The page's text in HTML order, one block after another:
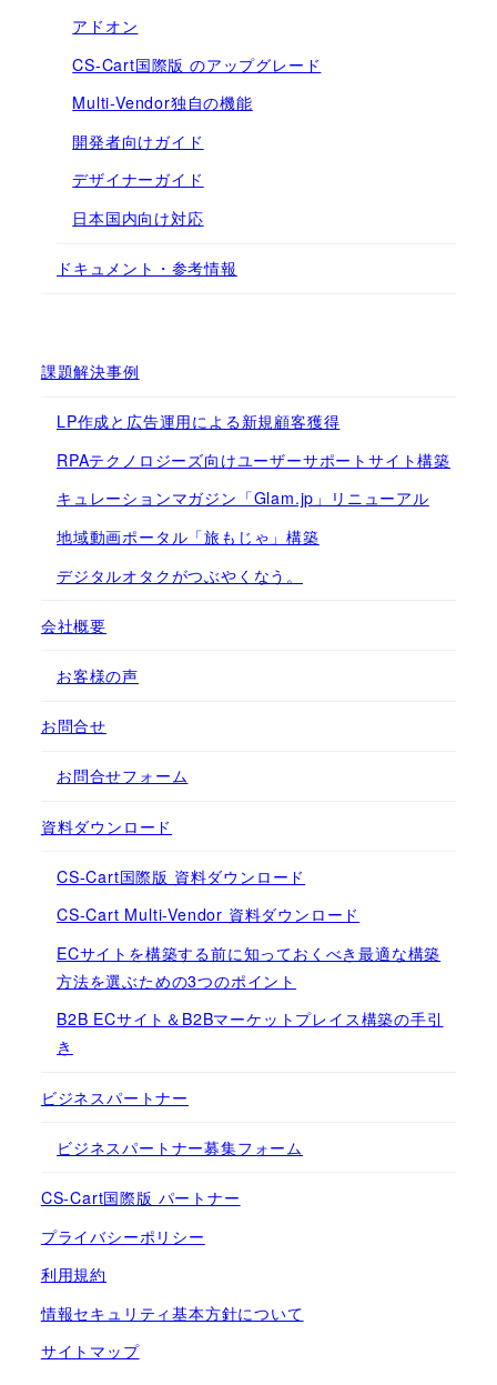
アドオン
CS-Cart国際版 のアップグレード
Multi-Vendor独自の機能
開発者向けガイド
デザイナーガイド
日本国内向け対応
ドキュメント・参考情報
課題解決事例
LP作成と広告運用による新規顧客獲得
RPAテクノロジーズ向けユーザーサポートサイト構築
キュレーションマガジン「Glam.jp」リニューアル
地域動画ポータル「旅もじゃ」構築
デジタルオタクがつぶやくなう。
会社概要
お客様の声
お問合せ
お問合せフォーム
資料ダウンロード
CS-Cart国際版 資料ダウンロード
CS-Cart Multi-Vendor 資料ダウンロード
ECサイトを構築する前に知っておくべき最適な構築
方法を選ぶための3つのポイント
B2B ECサイト＆B2Bマーケットプレイス構築の手引
き
ビジネスパートナー
ビジネスパートナー募集フォーム
CS-Cart国際版 パートナー
プライバシーポリシー
利用規約
情報セキュリティ基本方針について
サイトマップ